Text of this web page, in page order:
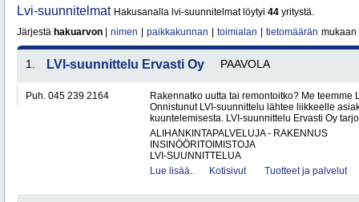
Lvi-suunnitelmat Hakusanalla lvi-suunnitelmat löytyi 44 yritystä.
Järjestä hakuarvon nimen paikkakunnan toimialan tietomäärän mukaan
1. LVI-suunnittelu Ervasti Oy PAAVOLA
Puh. 045 239 2164
Rakennatko uutta tai remontoitko? Me teemme
Onnistunut LVI-suunnittelu lähtee liikkeelle
kuuntelemisesta. LVI-suunnittelu Ervasti Oy
ALIHANKINTAPALVELUJA - RAKENNUS
INSINÖÖRITOIMISTOJA
LVI-SUUNNITTELUA
Lue lisää..
Kotisivut Tuotteet ja palvelut